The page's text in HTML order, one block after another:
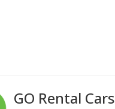
GO Rental Cars